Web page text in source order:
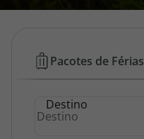
Área de Cliente
Hotéis
Baratos
Pacotes de Férias
Destino